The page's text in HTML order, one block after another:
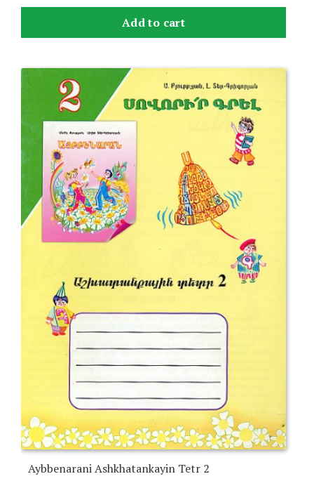
Add to cart
Aybbenarani Ashkhatankayin Tetr 2